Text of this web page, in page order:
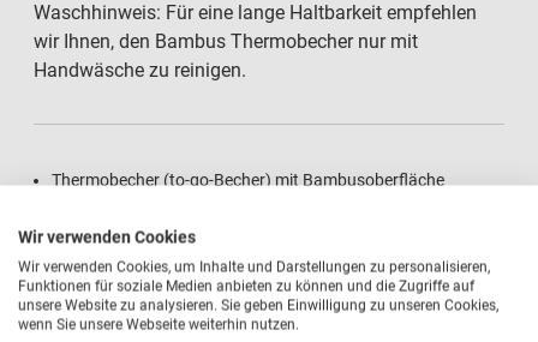
Waschhinweis: Für eine lange Haltbarkeit empfehlen
wir Ihnen, den Bambus Thermobecher nur mit
Handwäsche zu reinigen.
Thermobecher (to-go-Becher) mit Bambusoberfläche
abnehmbarer Deckel mit Silikondichtung und Trinkverschluss
Doppelwandiger, isolierter Becher aus Edelstahl
Wir verwenden Cookies
Wir verwenden Cookies, um Inhalte und Darstellungen zu personalisieren,
Funktionen für soziale Medien anbieten zu können und die Zugriffe auf
unsere Website zu analysieren. Sie geben Einwilligung zu unseren Cookies,
wenn Sie unsere Webseite weiterhin nutzen.